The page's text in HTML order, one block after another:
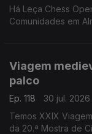
Há Leça Chess
Comunidades em
Viagem
palco
Ep. 118
30 jul. 2026
Temos XXIX
da 20.ª Mostra de